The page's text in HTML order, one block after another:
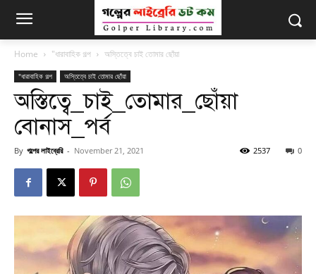
Home "ধারাবাহিক গল্প অস্তিত্বে চাই তোমার ছোঁয়া
"ধারাবাহিক গল্প অস্তিত্বে চাই তোমার ছোঁয়া
অস্তিত্বে_চাই_তোমার_ছোঁয়া
বোনাস_পর্ব
By গল্পের লাইব্রেরি - November 21, 2021 0
2537